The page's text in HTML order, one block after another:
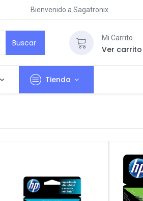
Bienvenido a Sagatronix
Buscar Mi Carrito
Ver carrito
Tienda